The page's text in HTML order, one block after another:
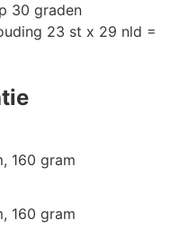
30 graden
23 st x 29 nld =
160 gram
160 gram